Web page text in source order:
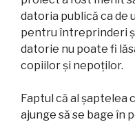
datoria publică ca de
pentru întreprinderi
datorie nu poate fi
copiilor și nepoților.
Faptul că al șaptelea
ajunge să se bage în